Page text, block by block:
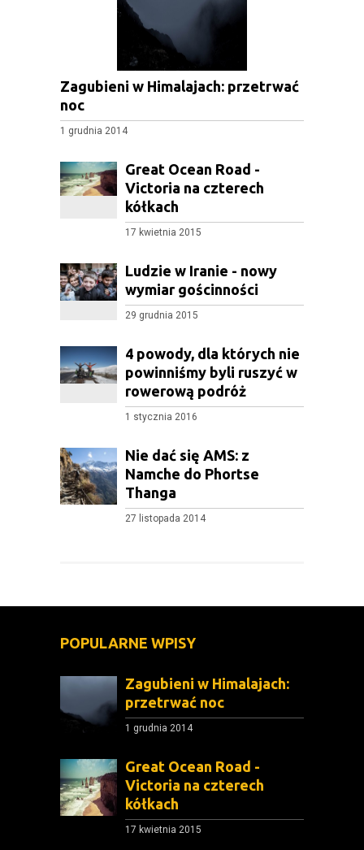
Zagubieni w Himalajach: przetrwać
noc
1 grudnia 2014
Great Ocean Road -
Victoria na czterech
kółkach
17 kwietnia 2015
Ludzie w Iranie - nowy
wymiar gościnności
29 grudnia 2015
4 powody, dla których nie
powinniśmy byli ruszyć w
rowerową podróż
1 stycznia 2016
Nie dać się AMS: z
Namche do Phortse
Thanga
27 listopada 2014
POPULARNE WPISY
Zagubieni w Himalajach:
przetrwać noc
1 grudnia 2014
Great Ocean Road -
Victoria na czterech
kółkach
17 kwietnia 2015